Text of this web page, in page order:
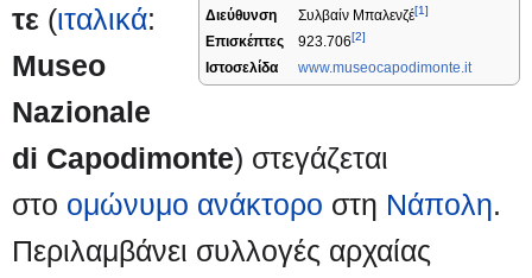
ά
β
α
σ
η
σ
η
σ
η
σ
τ
η
Διεύθυνση
Συλβαίν Μπαλενζέ[1]
Επισκέπτες 923.706[2]
Ιστοσελίδα www.museocapodimonte.it
τε (ιταλικά:
Museo
Nazionale
di Capodimonte) στεγάζεται
στο ομώνυμο ανάκτορο στη Νάπολη.
Περιλαμβάνει συλλογές αρχαίας